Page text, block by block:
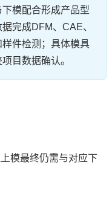
模配合形成产品型
完成DFM、CAE、
样件检测；具体模具
目数据确认。
模最终仍需与对应下